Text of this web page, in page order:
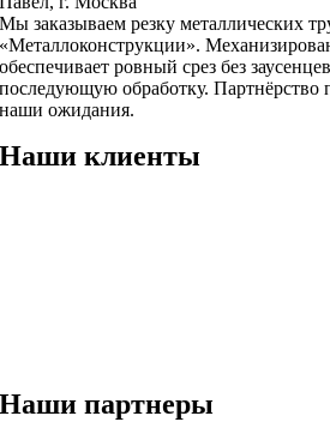
Мы заказываем резку металлических
«Металлоконструкции».
обеспечивает ровный срез без
последующую обработку. Партнёрство
наши ожидания.
Наши клиенты
Наши партнеры